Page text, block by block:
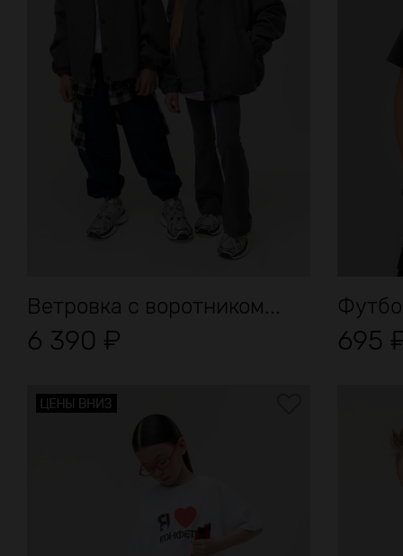
Ветровка с воротником...
6 390 ₽ 695